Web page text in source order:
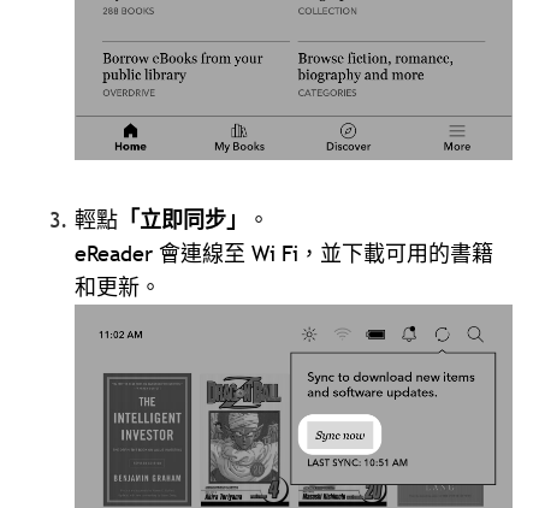
輕點 「立即同步」
。
eReader 會連線至 Wi Fi，並下載可用的書籍
和更新。